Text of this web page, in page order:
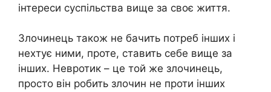
інтереси суспільства вище за своє життя.
Злочинець також не бачить потреб інших і
нехтує ними, проте, ставить себе вище за
інших. Невротик – це той же злочинець,
просто він робить злочин не проти інших